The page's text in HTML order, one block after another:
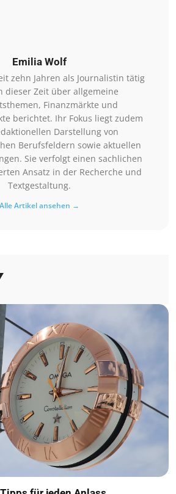
Emilia Wolf
zehn Jahren als Journalistin tätig
dieser Zeit über allgemeine
Finanzmärkte und
berichtet. Ihr Fokus liegt zudem
Darstellung von
Berufsfeldern sowie aktuellen
Sie verfolgt einen sachlichen
Ansatz in der Recherche und
Textgestaltung.
Alle Artikel ansehen →